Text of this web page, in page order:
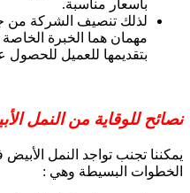
بأسعار مناسبة.
لذلك تنصيف الشركة من
مهمان هما الخبرة الخاصة
بتقديمها للعميل للحصول
نصائح للوقاية من النمل
يمكننا تجنب تواجد النمل
الخطوات البسيطة وهي :